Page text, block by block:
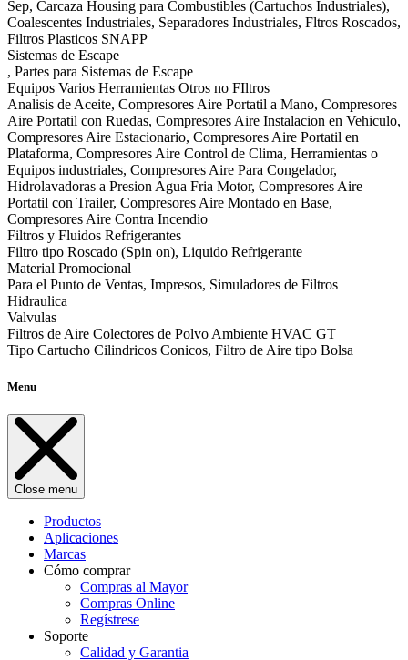
Sep, Carcaza Housing para Combustibles (Cartuchos Industriales),
Coalescentes Industriales, Separadores Industriales, Fltros Roscados,
Filtros Plasticos SNAPP
Sistemas de Escape
, Partes para Sistemas de Escape
Equipos Varios Herramientas Otros no FIltros
Analisis de Aceite, Compresores Aire Portatil a Mano, Compresores
Aire Portatil con Ruedas, Compresores Aire Instalacion en Vehiculo,
Compresores Aire Estacionario, Compresores Aire Portatil en
Plataforma, Compresores Aire Control de Clima, Herramientas o
Equipos industriales, Compresores Aire Para Congelador,
Hidrolavadoras a Presion Agua Fria Motor, Compresores Aire
Portatil con Trailer, Compresores Aire Montado en Base,
Compresores Aire Contra Incendio
Filtros y Fluidos Refrigerantes
Filtro tipo Roscado (Spin on), Liquido Refrigerante
Material Promocional
Para el Punto de Ventas, Impresos, Simuladores de Filtros
Hidraulica
Valvulas
Filtros de Aire Colectores de Polvo Ambiente HVAC GT
Tipo Cartucho Cilindricos Conicos, Filtro de Aire tipo Bolsa
Menu
Close menu
Productos
Aplicaciones
Marcas
Cómo comprar
Compras al Mayor
Compras Online
Regístrese
Soporte
Calidad y Garantia